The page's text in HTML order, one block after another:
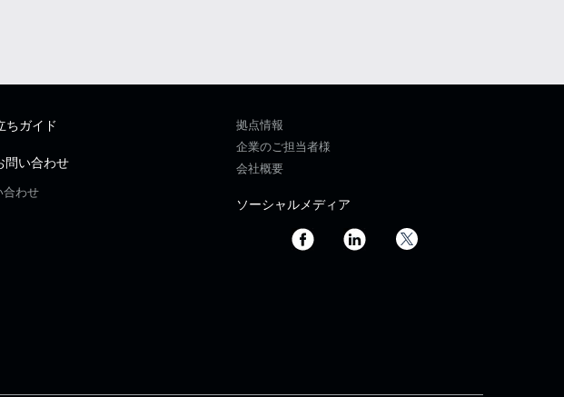
ちガイド
問い合わせ
合わせ
拠点情報
企業のご担当者様
会社概要
ソーシャルメディア